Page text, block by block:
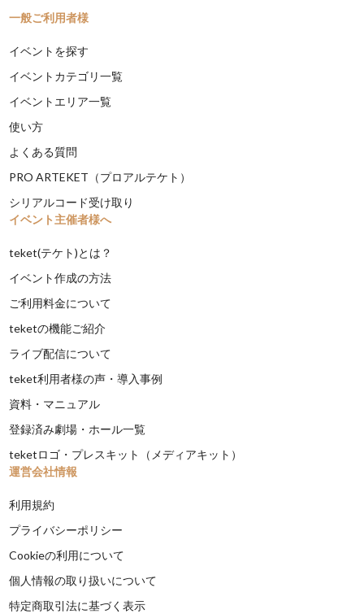
一般ご利用者様
イベントを探す
イベントカテゴリ一覧
イベントエリア一覧
使い方
よくある質問
PRO ARTEKET（プロアルテケト）
シリアルコード受け取り
イベント主催者様へ
teket(テケト)とは？
イベント作成の方法
ご利用料金について
teketの機能ご紹介
ライブ配信について
teket利用者様の声・導入事例
資料・マニュアル
登録済み劇場・ホール一覧
teketロゴ・プレスキット（メディアキット）
運営会社情報
利用規約
プライバシーポリシー
Cookieの利用について
個人情報の取り扱いについて
特定商取引法に基づく表示